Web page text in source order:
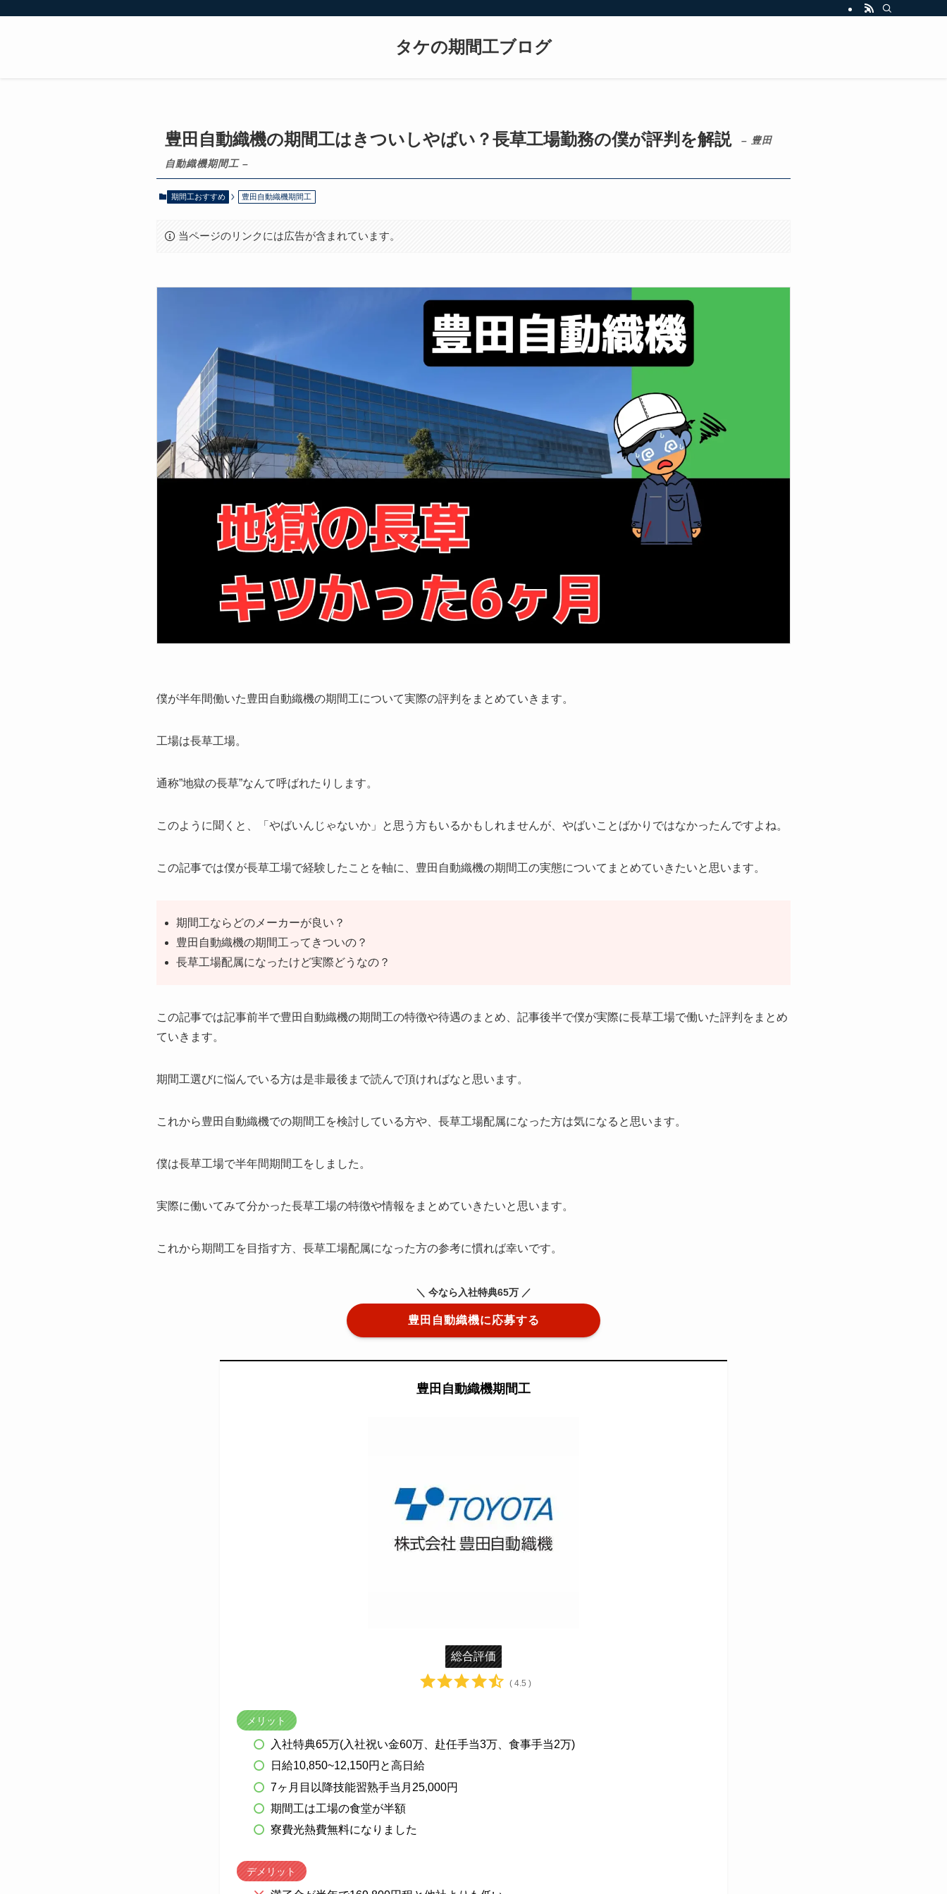
タケの期間工ブログ
豊田自動織機の期間工はきついしやばい？長草工場勤務の僕が評判を解説 – 豊田
自動織機期間工 –
期間工おすすめ 豊田自動織機期間工
当ページのリンクには広告が含まれています。
僕が半年間働いた豊田自動織機の期間工について実際の評判をまとめていきます。
工場は長草工場。
通称”地獄の長草”なんて呼ばれたりします。
このように聞くと、「やばいんじゃないか」と思う方もいるかもしれませんが、やばいことばかりではなかったんですよね。
この記事では僕が長草工場で経験したことを軸に、豊田自動織機の期間工の実態についてまとめていきたいと思います。
期間工ならどのメーカーが良い？
豊田自動織機の期間工ってきついの？
長草工場配属になったけど実際どうなの？
この記事では記事前半で豊田自動織機の期間工の特徴や待遇のまとめ、記事後半で僕が実際に長草工場で働いた評判をまとめ
ていきます。
期間工選びに悩んでいる方は是非最後まで読んで頂ければなと思います。
これから豊田自動織機での期間工を検討している方や、長草工場配属になった方は気になると思います。
僕は長草工場で半年間期間工をしました。
実際に働いてみて分かった長草工場の特徴や情報をまとめていきたいと思います。
これから期間工を目指す方、長草工場配属になった方の参考に慣れば幸いです。
＼ 今なら入社特典65万 ／
豊田自動織機に応募する
豊田自動織機期間工
総合評価
( 4.5 )
メリット
入社特典65万(入社祝い金60万、赴任手当3万、食事手当2万)
日給10,850~12,150円と高日給
7ヶ月目以降技能習熟手当月25,000円
期間工は工場の食堂が半額
寮費光熱費無料になりました
デメリット